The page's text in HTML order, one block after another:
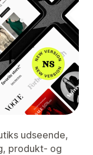
udseende,
produkt- og